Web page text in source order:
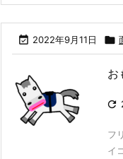
 2022年9月11日 
お

フ
イ